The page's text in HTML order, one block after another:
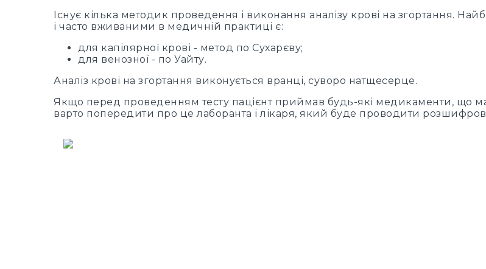
Існує кілька методик проведення і виконання аналізу крові на згортання.
і часто вживаними в медичній практиці є:
для капілярної крові - метод по Сухарєву;
для венозної - по Уайту.
Аналіз крові на згортання виконується вранці, суворо натщесерце.
Якщо перед проведенням тесту пацієнт приймав будь-які медикаменти, що
варто попередити про це лаборанта і лікаря, який буде проводити